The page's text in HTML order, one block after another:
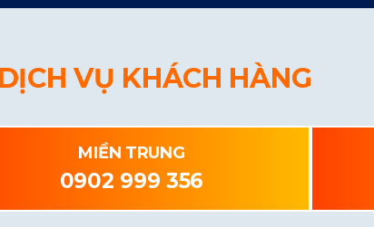
DỊCH VỤ KHÁCH HÀNG
MIỀN TRUNG
0902 999 356